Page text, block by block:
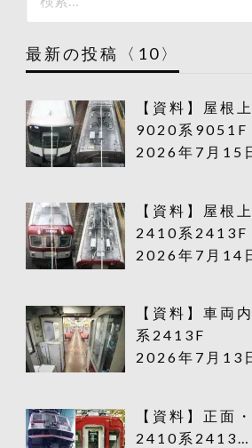
最新の投稿〈10〉
【資料】屋根
9020系9051F
2026年7月15
【資料】屋根
2410系2413F
2026年7月14
【資料】車両
系2413F
2026年7月13
【資料】正面
2410系2413…